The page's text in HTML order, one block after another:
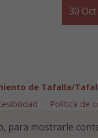
30 Oct
de Tafalla/
Política de
(NAVARRA)
948 70
para mostrarle